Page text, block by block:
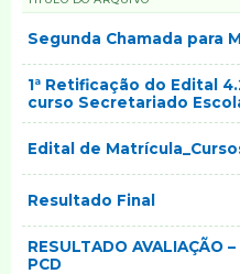
Segunda Chamada para
1ª Retificação do Edital
curso Secretariado
Edital de
Resultado Final
RESULTADO AVALIAÇÃO
PCD